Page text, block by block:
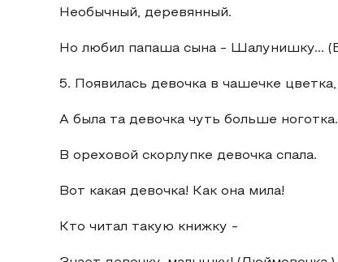
Необычный, деревянный.
Но любил папаша сына - Шалунишку...
5. Появилась девочка в чашечке цветка,
А была та девочка чуть больше ноготка.
В ореховой скорлупке девочка спала.
Вот какая девочка! Как она мила!
Кто читал такую книжку -